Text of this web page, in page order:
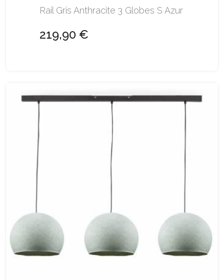
Rail Gris Anthracite 3 Globes S Azur
219,90 €